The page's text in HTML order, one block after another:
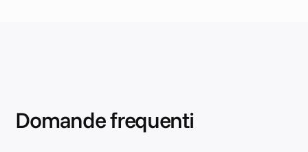
Domande frequenti